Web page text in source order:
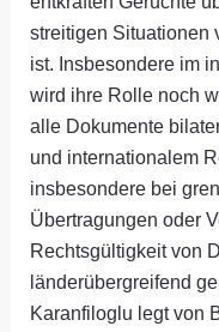
streitigen Situationen
ist. Insbesondere im
wird ihre Rolle noch
alle Dokumente
und internationalem
insbesondere bei
Übertragungen oder
Rechtsgültigkeit von
länderübergreifend
Karanfiloglu legt von